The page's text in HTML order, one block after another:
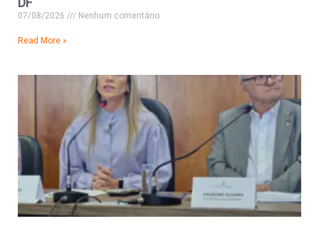
07/08/2026 Nenhum comentário
Read More »